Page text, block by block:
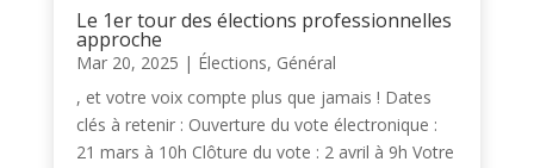
Le 1er tour des élections professionnelles
approche
Mar 20, 2025 | Élections, Général
, et votre voix compte plus que jamais ! Dates
clés à retenir : Ouverture du vote électronique :
21 mars à 10h Clôture du vote : 2 avril à 9h Votre